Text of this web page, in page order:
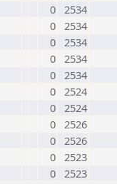
0 2534
0 2534
0 2534
0 2534
0 2534
0 2524
0 2524
0 2526
0 2526
0 2523
0 2523